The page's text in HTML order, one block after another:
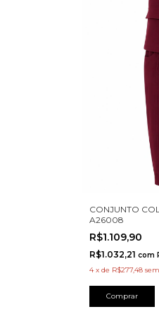
CONJUNTO
A26008
R$1.109,90
R$1.032,21 com
4 x de R$277,48
Comprar